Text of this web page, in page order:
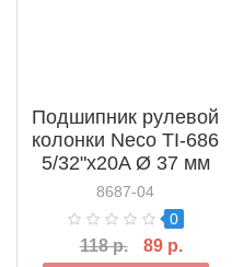
Подшипник рулевой
колонки Neco TI-686
5/32"x20A Ø 37 мм
8687-04
0
118 р. 89 р.